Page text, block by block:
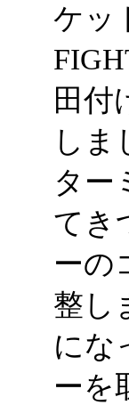
ケッ
田付
しま
ター
てき
ーの
整し
にな
ーを